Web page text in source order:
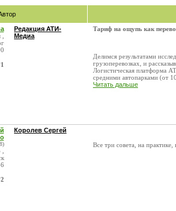
Редакция АТИ-
Медиа
Тариф на ощупь как
Делимся результатами
грузоперевозках, и
Логистическая платформа
средними автопарками (от
Читать дальше
Королев Сергей
Все три совета, на практике,